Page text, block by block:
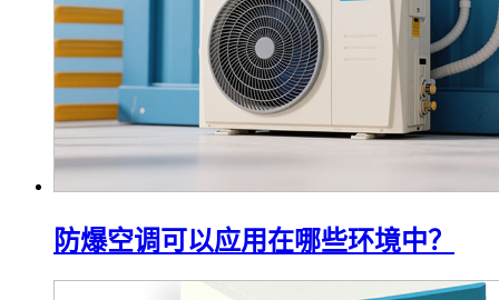
防爆空调可以应用在哪些环境中？